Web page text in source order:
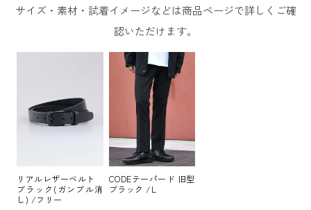
サイズ・素材・試着イメージなどは商品ページで詳しくご確
認いただけます。
リアルレザーベルト
ブラック(ガンブル消
し) /フリー
CODEテーパード 旧型
ブラック /L